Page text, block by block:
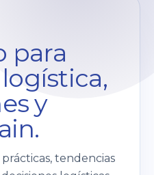
para
y
tendencias